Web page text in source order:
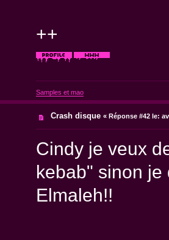
++
Samples et mao
Crash disque « Réponse #42 le:
Cindy je veux
kebab" sinon je
Elmaleh!!